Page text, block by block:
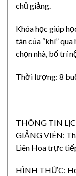
chủ giảng.
Khóa học giúp
tán của “khí”
chọn nhà, bố trí
Thời lượng: 8
THÔNG TIN
GIẢNG VIÊN:
Liên Hoa trực
HÌNH THỨC: